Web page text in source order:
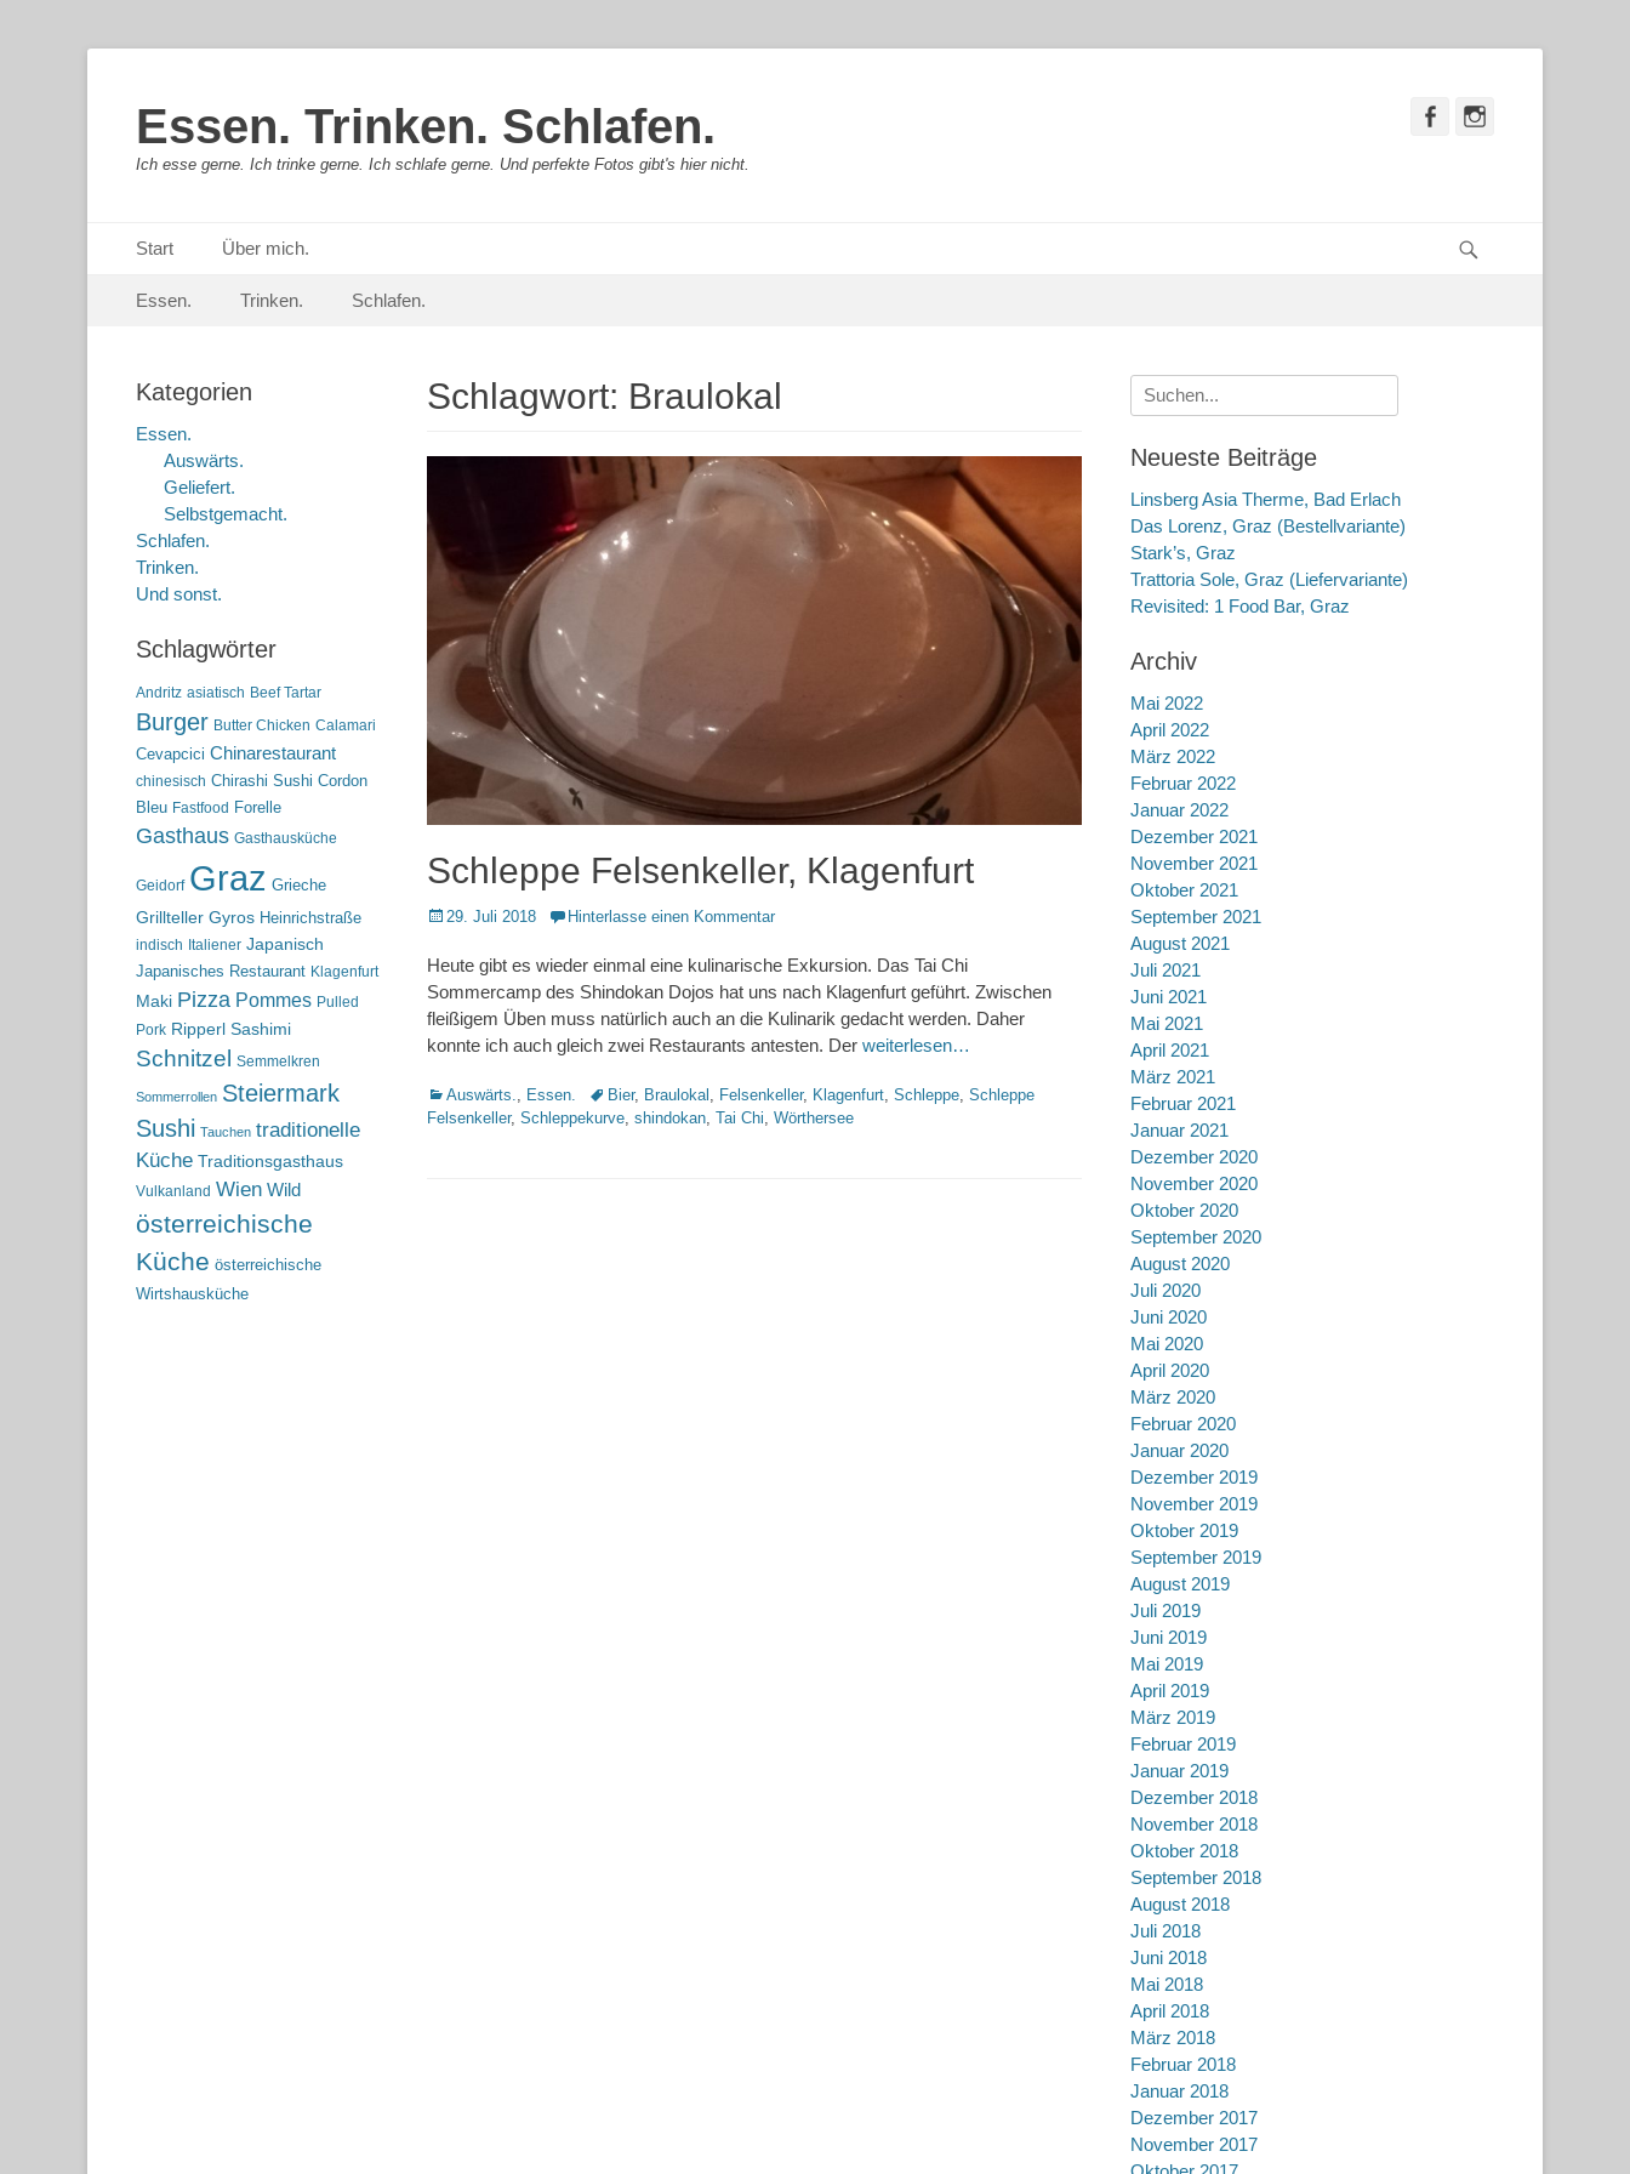
Essen. Trinken. Schlafen.
Ich esse gerne. Ich trinke gerne. Ich schlafe gerne. Und perfekte Fotos gibt's hier nicht.
Facebook
Primäres Menü
zum
Start Über mich.
Sekundär-Menü
zum
Essen. Trinken. Schlafen.
Schlagwort: Braulokal
Schleppe Felsenkeller, Klagenfurt
Posted29. Juli 2018 Hinterlasse einen Kommentar
Heute gibt es wieder einmal eine kulinarische Exkursion. Das Tai Chi
Sommercamp des Shindokan Dojos hat uns nach Klagenfurt geführt. Zwischen
fleißigem Üben muss natürlich auch an die Kulinarik gedacht werden. Daher
konnte ich auch gleich zwei Restaurants antesten. Der weiterlesen…
Kategorien
Auswärts. Essen. Schlagworte
Bier, Braulokal Felsenkeller, Klagenfurt Schleppe Schleppe
Felsenkeller, Schleppekurve shindokan Tai Chi Wörthersee
Suche
nach:
Neueste Beiträge
Linsberg Asia Therme, Bad Erlach
Das Lorenz, Graz (Bestellvariante)
Stark’s, Graz
Trattoria Sole, Graz (Liefervariante)
Revisited: 1 Food Bar, Graz
Archiv
Mai 2022
April 2022
März 2022
Februar 2022
Januar 2022
Dezember 2021
November 2021
Oktober 2021
September 2021
August 2021
Juli 2021
Juni 2021
Mai 2021
April 2021
März 2021
Februar 2021
Januar 2021
Dezember 2020
November 2020
Oktober 2020
September 2020
August 2020
Juli 2020
Juni 2020
Mai 2020
April 2020
März 2020
Februar 2020
Januar 2020
Dezember 2019
November 2019
Oktober 2019
September 2019
August 2019
Juli 2019
Juni 2019
Mai 2019
April 2019
März 2019
Februar 2019
Januar 2019
Dezember 2018
November 2018
Oktober 2018
September 2018
August 2018
Juli 2018
Juni 2018
Mai 2018
April 2018
März 2018
Februar 2018
Januar 2018
Dezember 2017
November 2017
Kategorien
Essen.
Auswärts.
Geliefert.
Selbstgemacht.
Schlafen.
Trinken.
Und sonst.
Schlagwörter
Andritz asiatisch Beef Tartar
Burger Butter Chicken Calamari
Cevapcici Chinarestaurant
chinesisch Chirashi Sushi Cordon
Bleu Fastfood Forelle
Gasthaus Gasthausküche
Geidorf Graz Grieche
Grillteller Gyros Heinrichstraße
indisch Italiener Japanisch
Japanisches Restaurant Klagenfurt
Maki Pizza Pommes Pulled
Pork Ripperl Sashimi
Schnitzel Semmelkren
Sommerrollen Steiermark
Sushi Tauchen traditionelle
Küche Traditionsgasthaus
Vulkanland Wien Wild
österreichische
Küche österreichische
Wirtshausküche